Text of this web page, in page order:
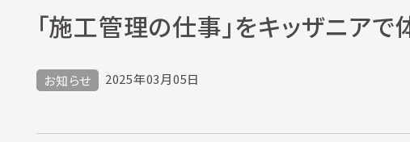
「施工管理の仕事」をキッザニア
お知らせ 2025年03月05日